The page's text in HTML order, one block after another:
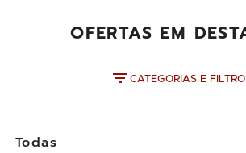
OFERTAS EM
CATEGORIAS E
Todas